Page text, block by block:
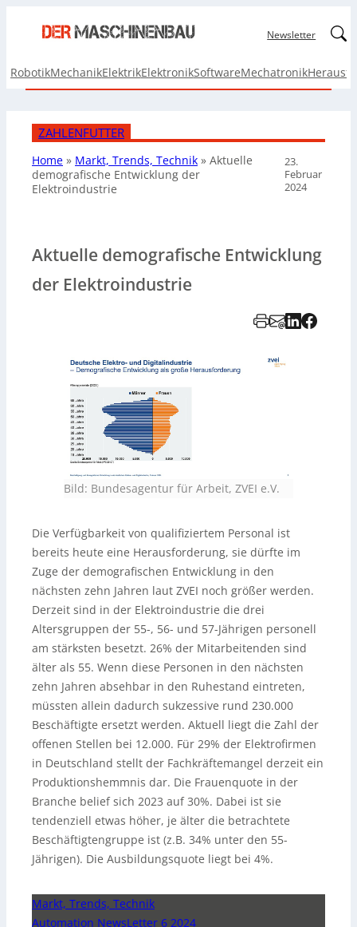
Newsletter
RobotikMechanikElektrikElektronikSoftwareMechatronik
ZAHLENFUTTER
Home » Markt, Trends, Technik » Aktuelle
demografische Entwicklung der
Elektroindustrie
23.
Februar
2024
Aktuelle demografische Entwicklung
der Elektroindustrie
Bild: Bundesagentur für Arbeit, ZVEI e.V.
Die Verfügbarkeit von qualifiziertem Personal ist
bereits heute eine Herausforderung, sie dürfte im
Zuge der demografischen Entwicklung in den
nächsten zehn Jahren laut ZVEI noch größer werden.
Derzeit sind in der Elektroindustrie die drei
Altersgruppen der 55-, 56- und 57-Jährigen personell
am stärksten besetzt. 26% der Mitarbeitenden sind
älter als 55. Wenn diese Personen in den nächsten
zehn Jahren absehbar in den Ruhestand eintreten,
müssten allein dadurch sukzessive rund 230.000
Beschäftigte ersetzt werden. Aktuell liegt die Zahl der
offenen Stellen bei 12.000. Für 29% der Elektrofirmen
in Deutschland stellt der Fachkräftemangel derzeit ein
Produktionshemmnis dar. Die Frauenquote in der
Branche belief sich 2023 auf 30%. Dabei ist sie
tendenziell etwas höher, je älter die betrachtete
Beschäftigtengruppe ist (z.B. 34% unter den 55-
Jährigen). Die Ausbildungsquote liegt bei 4%.
Markt, Trends, Technik
Automation NewsLetter 6 2024